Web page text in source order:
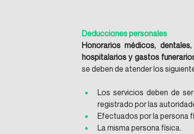
Deducciones personales
Honorarios médicos,
hospitalarios y gastos
se deben de atender los
Los servicios deben de
registrado por las
Efectuados por la persona
La misma persona física.